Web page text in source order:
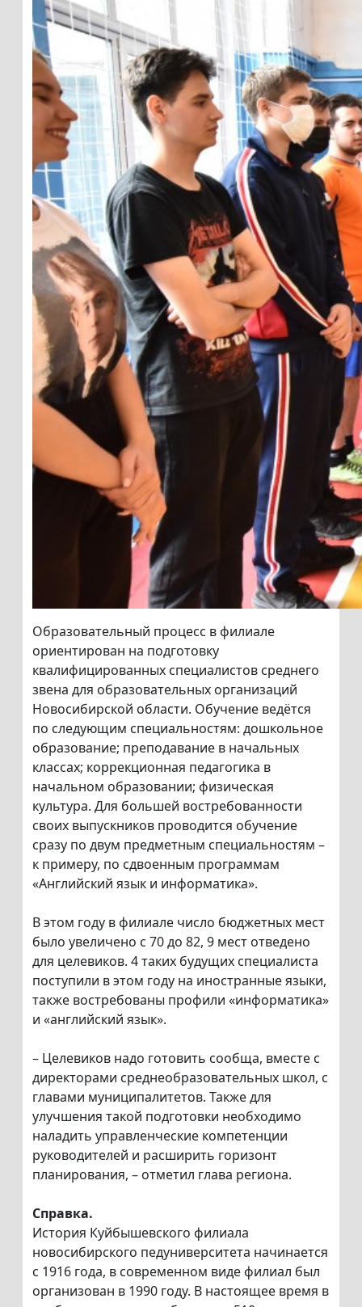
Образовательный процесс в филиале
ориентирован на подготовку
квалифицированных специалистов среднего
звена для образовательных организаций
Новосибирской области. Обучение ведётся
по следующим специальностям: дошкольное
образование; преподавание в начальных
классах; коррекционная педагогика в
начальном образовании; физическая
культура. Для большей востребованности
своих выпускников проводится обучение
сразу по двум предметным специальностям –
к примеру, по сдвоенным программам
«Английский язык и информатика».
В этом году в филиале число бюджетных мест
было увеличено с 70 до 82, 9 мест отведено
для целевиков. 4 таких будущих специалиста
поступили в этом году на иностранные языки,
также востребованы профили «информатика»
и «английский язык».
– Целевиков надо готовить сообща, вместе с
директорами среднеобразовательных школ, с
главами муниципалитетов. Также для
улучшения такой подготовки необходимо
наладить управленческие компетенции
руководителей и расширить горизонт
планирования, – отметил глава региона.
Справка.
История Куйбышевского филиала
новосибирского педуниверситета начинается
с 1916 года, в современном виде филиал был
организован в 1990 году. В настоящее время в